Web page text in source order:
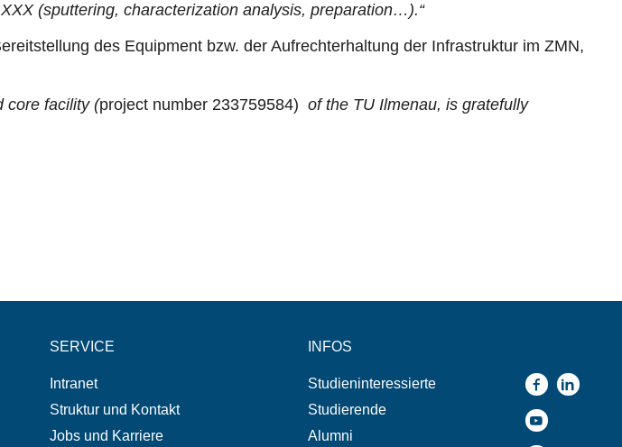
(sputtering, characterization analysis, preparation…).“
des Equipment bzw. der Aufrechterhaltung der Infrastruktur im ZMN,
core facility (project number 233759584) of the TU Ilmenau, is gratefully
SERVICE
Intranet
Struktur und Kontakt
Jobs und Karriere
INFOS
Studieninteressierte
Studierende
Alumni